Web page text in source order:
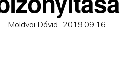
Moldvai Dávid · Posted
2019.09.16.